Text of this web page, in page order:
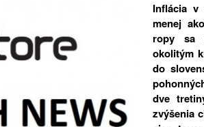
Inflácia v
menej
ropy sa
okolitým
do
dve
zvýšenia